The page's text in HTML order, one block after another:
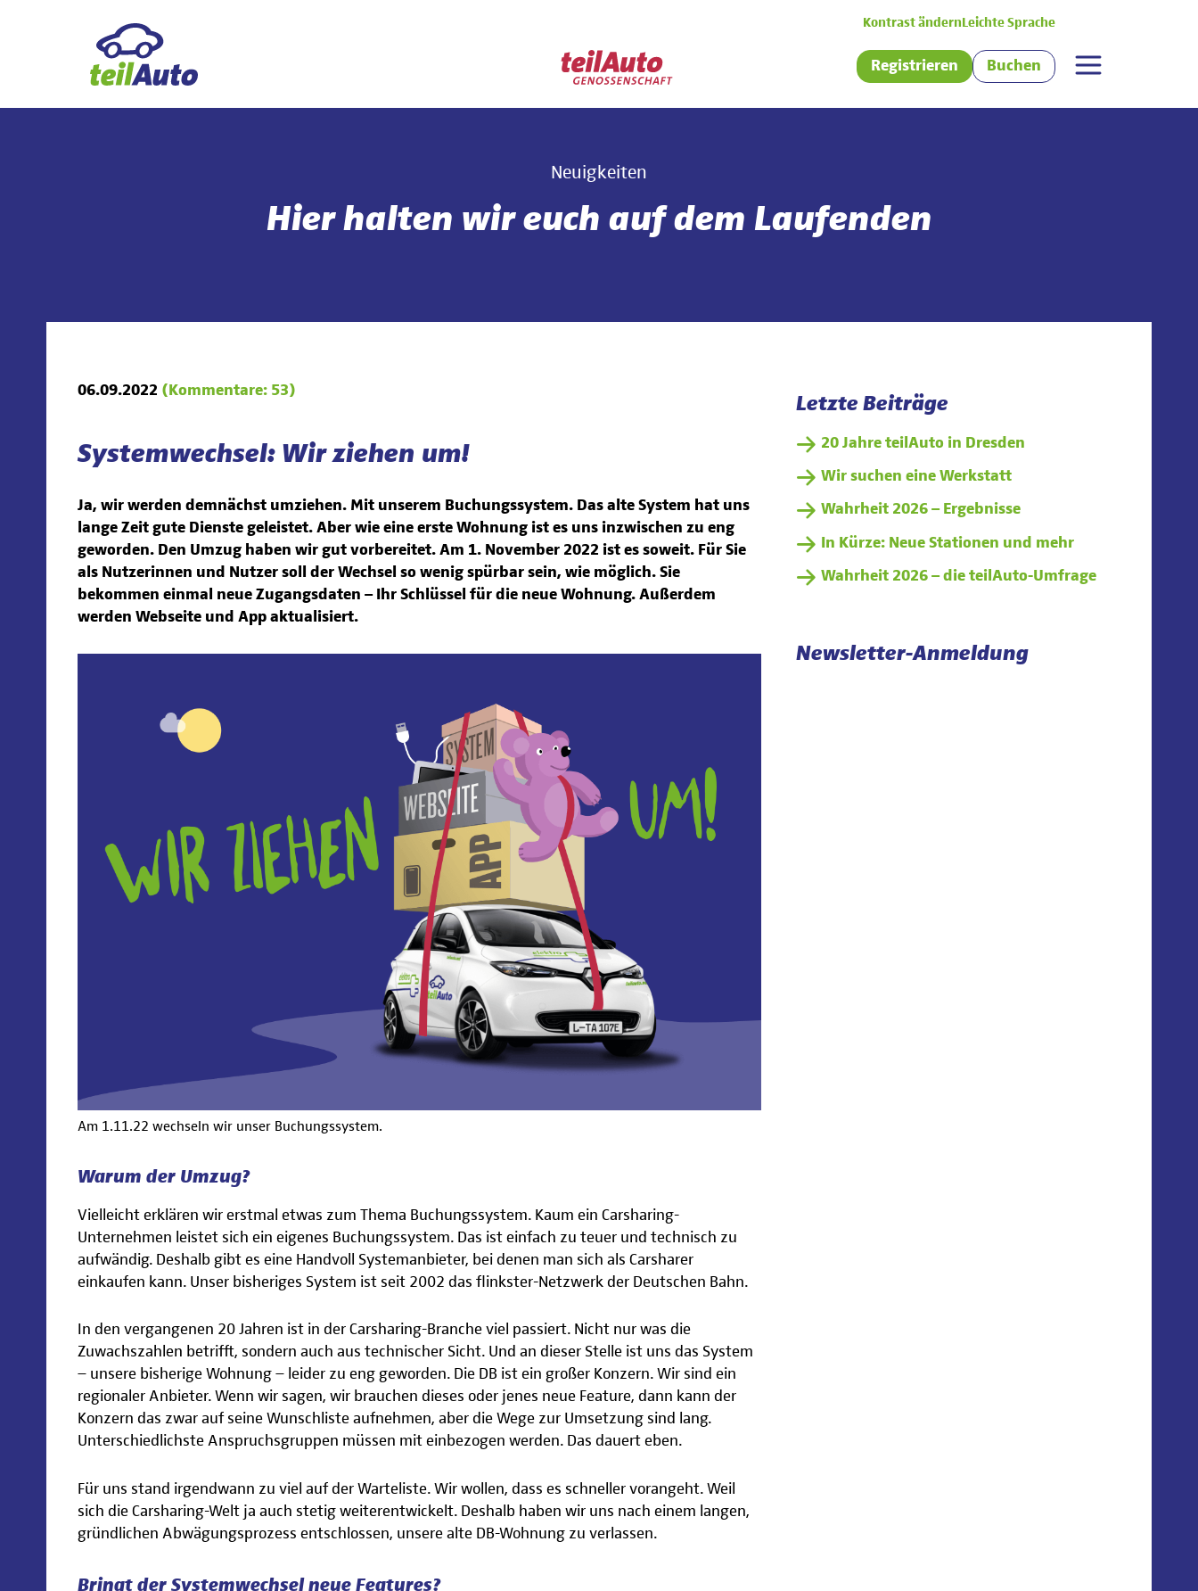
Kontrast ändern Leichte Sprache
Registrieren Buchen
Neuigkeiten
Hier halten wir euch auf dem Laufenden
06.09.2022 (Kommentare: 53)
Systemwechsel: Wir ziehen um!
Ja, wir werden demnächst umziehen. Mit unserem Buchungssystem. Das alte System hat uns
lange Zeit gute Dienste geleistet. Aber wie eine erste Wohnung ist es uns inzwischen zu eng
geworden. Den Umzug haben wir gut vorbereitet. Am 1. November 2022 ist es soweit. Für Sie
als Nutzerinnen und Nutzer soll der Wechsel so wenig spürbar sein, wie möglich. Sie
bekommen einmal neue Zugangsdaten – Ihr Schlüssel für die neue Wohnung. Außerdem
werden Webseite und App aktualisiert.
Am 1.11.22 wechseln wir unser Buchungssystem.
Warum der Umzug?
Vielleicht erklären wir erstmal etwas zum Thema Buchungssystem. Kaum ein Carsharing-
Unternehmen leistet sich ein eigenes Buchungssystem. Das ist einfach zu teuer und technisch zu
aufwändig. Deshalb gibt es eine Handvoll Systemanbieter, bei denen man sich als Carsharer
einkaufen kann. Unser bisheriges System ist seit 2002 das flinkster-Netzwerk der Deutschen Bahn.
In den vergangenen 20 Jahren ist in der Carsharing-Branche viel passiert. Nicht nur was die
Zuwachszahlen betrifft, sondern auch aus technischer Sicht. Und an dieser Stelle ist uns das System
– unsere bisherige Wohnung – leider zu eng geworden. Die DB ist ein großer Konzern. Wir sind ein
regionaler Anbieter. Wenn wir sagen, wir brauchen dieses oder jenes neue Feature, dann kann der
Konzern das zwar auf seine Wunschliste aufnehmen, aber die Wege zur Umsetzung sind lang.
Unterschiedlichste Anspruchsgruppen müssen mit einbezogen werden. Das dauert eben.
Für uns stand irgendwann zu viel auf der Warteliste. Wir wollen, dass es schneller vorangeht. Weil
sich die Carsharing-Welt ja auch stetig weiterentwickelt. Deshalb haben wir uns nach einem langen,
gründlichen Abwägungsprozess entschlossen, unsere alte DB-Wohnung zu verlassen.
Bringt der Systemwechsel neue Features?
Letzte Beiträge
20 Jahre teilAuto in Dresden
Wir suchen eine Werkstatt
Wahrheit 2026 – Ergebnisse
In Kürze: Neue Stationen und mehr
Wahrheit 2026 – die teilAuto-Umfrage
Newsletter-Anmeldung